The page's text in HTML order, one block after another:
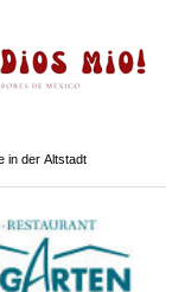
in der Altstadt